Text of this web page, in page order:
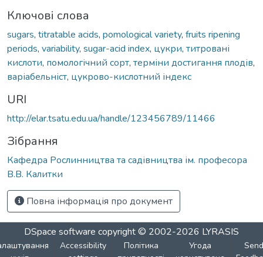
Ключові слова
sugars, titratable acids, pomological variety, fruits ripening
periods, variability, sugar-acid index, цукри, титровані
кислоти, помологічний сорт, терміни достигання плодів,
варіабельніст, цукрово-кислотний індекс
URI
http://elar.tsatu.edu.ua/handle/123456789/11466
Зібрання
Кафедра Рослинництва та садівництва ім. професора
В.В. Калитки
Повна інформація про документ
DSpace software copyright © 2002-2026 LYRASIS
Accessibility
Політика
Угода
Send